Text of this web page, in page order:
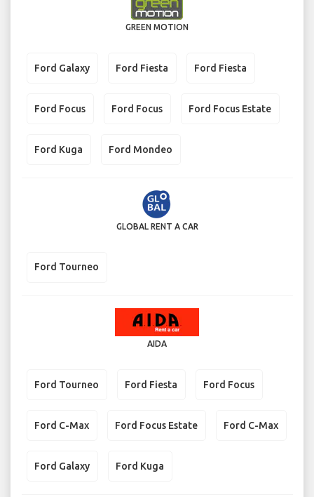
GREEN MOTION
Ford Galaxy Ford Fiesta Ford Fiesta
Ford Focus Ford Focus Ford Focus Estate
Ford Kuga Ford Mondeo
GLOBAL RENT A CAR
Ford Tourneo
AIDA
Ford Tourneo Ford Fiesta Ford Focus
Ford C-Max Ford Focus Estate Ford C-Max
Ford Galaxy Ford Kuga